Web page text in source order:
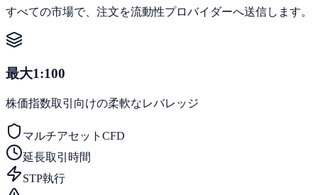
すべての市場で、注文を流動性プロバイダーへ送信します。
最大1:100
株価指数取引向けの柔軟なレバレッジ
マルチアセットCFD
延長取引時間
STP執行